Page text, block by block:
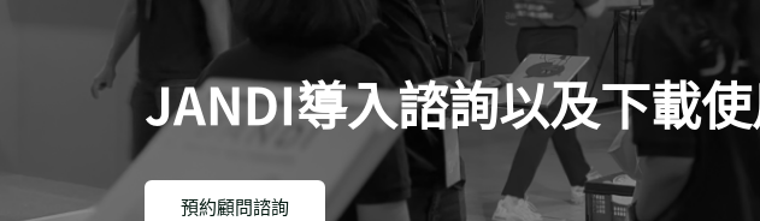
JANDI導入諮詢以及下載
預約顧問諮詢